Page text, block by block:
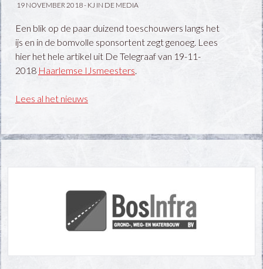
19 NOVEMBER 2018 - KJ IN DE MEDIA
Een blik op de paar duizend toeschouwers langs het
ijs en in de bomvolle sponsortent zegt genoeg. Lees
hier het hele artikel uit De Telegraaf van 19-11-
2018 Haarlemse IJsmeesters.
Lees al het nieuws